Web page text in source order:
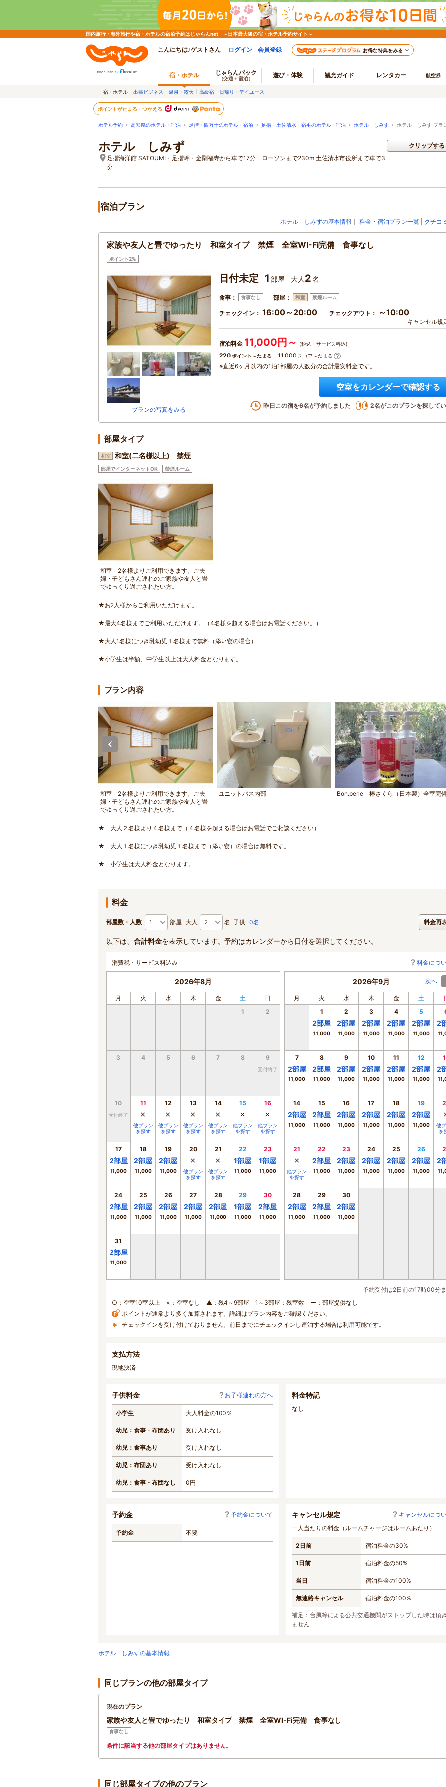
国内旅行・海外旅行や宿・ホテルの宿泊予約はじゃらんnet ～日本最大級の宿・ホテル予約サイト～
こんにちは♪ゲストさん ログイン 会員登録 お得な特典をみる
宿・ホテル じゃらんパック
（交通＋宿泊） 遊び・体験 観光ガイド レンタカー 航空券
宿・ホテル 出張ビジネス 温泉・露天 高級宿 日帰り・デイユース
ポイントがたまる・つかえる
ホテル予約 > 高知県のホテル・宿泊 > 足摺・四万十のホテル・宿泊 > 足摺・土佐清水・宿毛のホテル・宿泊 > ホテル しみず > ホテル しみず プラ
ホテル しみず
足摺海洋館 SATOUMI・足摺岬・金剛福寺から車で17分 ローソンまで230m 土佐清水市役所まで車で3
分
クリップする
宿泊プラン
ホテル しみずの基本情報 ｜ 料金・宿泊プラン一覧 クチコ
家族や友人と畳でゆったり 和室タイプ 禁煙 全室WI-Fi完備 食事なし
ポイント2%
プランの写真をみる
日付未定 1 部屋 大人 2名
食事： 食事なし 部屋： 和室 禁煙ルーム
チェックイン： 16:00～20:00 チェックアウト： ～10:00
キャンセル規
宿泊料金 11,000円～ (税込・サービス料込)
220 ポイント～たまる 11,000 スコア～たまる
※直近6ヶ月以内の1泊1部屋の人数分の合計最安料金です。
空室をカレンダーで確認する
昨日この宿を6名が予約しました 2名がこのプランを探して
部屋タイプ
和室 和室(二名様以上) 禁煙
部屋でインターネットOK 禁煙ルーム
和室 2名様よりご利用できます。ご夫
婦・子どもさん連れのご家族や友人と畳
でゆっくり過ごされたい方。
★お2人様からご利用いただけます。
★最大4名様までご利用いただけます。（4名様を超える場合はお電話ください。）
★大人1名様につき乳幼児１名様まで無料（添い寝の場合）
★小学生は半額、中学生以上は大人料金となります。
プラン内容
和室 2名様よりご利用できます。ご夫
婦・子どもさん連れのご家族や友人と畳
でゆっくり過ごされたい方。
ユニットバス内部 Bon.perle 椿さくら（日本製）全室完
★ 大人２名様より４名様まで（４名様を超える場合はお電話でご相談ください）
★ 大人１名様につき乳幼児１名様まで（添い寝）の場合は無料です。
★ 小学生は大人料金となります。
料金
部屋数・人数 部屋 大人 名 子供 0名 料金再
以下は、 合計料金を表示しています。予約はカレンダーから日付を選択してください。
消費税・サービス料込み 料金につ
2026年8月
月 火 水 木 金 土
日
1
2
3 4 5 6 7 8 9
受付終了
10
受付終了
11
×
他プラン
を探す
12
×
他プラン
を探す
13
×
他プラン
を探す
14
×
他プラン
を探す
15
×
他プラン
を探す
16
×
他プラン
を探す
17
2部屋
11,000
18
2部屋
11,000
19
2部屋
11,000
20
×
他プラン
を探す
21
×
他プラン
を探す
22
1部屋
11,000
23
1部屋
11,000
24
2部屋
11,000
25
2部屋
11,000
26
2部屋
11,000
27
2部屋
11,000
28
2部屋
11,000
29
1部屋
11,000
30
2部屋
11,000
31
2部屋
11,000
2026年9月 次へ
月 火 水 木 金 土
1
2部屋
11,000
2
2部屋
11,000
3
2部屋
11,000
4
2部屋
11,000
5
2部屋
11,000
2
7
2部屋
11,000
8
2部屋
11,000
9
2部屋
11,000
10
2部屋
11,000
11
2部屋
11,000
12
2部屋
11,000
2
14
2部屋
11,000
15
2部屋
11,000
16
2部屋
11,000
17
2部屋
11,000
18
2部屋
11,000
19
2部屋
11,000
他
を
21
×
他プラン
を探す
22
2部屋
11,000
23
2部屋
11,000
24
2部屋
11,000
25
2部屋
11,000
26
2部屋
11,000
2
28
2部屋
11,000
29
2部屋
11,000
30
2部屋
11,000
予約受付は2日前の17時00分
○：空室10室以上 ×：空室なし ▲：残4～9部屋 1～3部屋：残室数 ー：部屋提供なし
ポイントが通常より多く加算されます。詳細はプラン内容をご確認ください。
チェックインを受け付けておりません。前日までにチェックインし連泊する場合は利用可能です。
支払方法
現地決済
子供料金 お子様連れの方へ
小学生 大人料金の100％
幼児：食事・布団あり 受け入れなし
幼児：食事あり 受け入れなし
幼児：布団あり 受け入れなし
幼児：食事・布団なし 0円
料金特記
なし
予約金 予約金について
予約金 不要
キャンセル規定
キャンセルにつ
一人当たりの料金（ルームチャージはルームあたり）
2日前 宿泊料金の30%
1日前 宿泊料金の50%
当日 宿泊料金の100%
無連絡キャンセル 宿泊料金の100%
補足：台風等による公共交通機関がストップした時は頂
ません
ホテル しみずの基本情報
同じプランの他の部屋タイプ
現在のプラン
家族や友人と畳でゆったり 和室タイプ 禁煙 全室WI-Fi完備 食事なし
食事なし
条件に該当する他の部屋タイプはありません。
同じ部屋タイプの他のプラン